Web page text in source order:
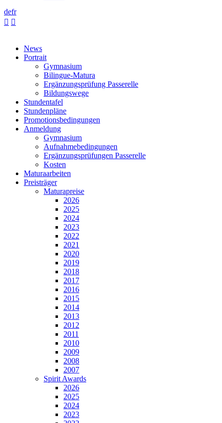
defr
 
News
Portrait
Gymnasium
Bilingue-Matura
Ergänzungsprüfung Passerelle
Bildungswege
Stundentafel
Stundenpläne
Promotionsbedingungen
Anmeldung
Gymnasium
Aufnahmebedingungen
Ergänzungsprüfungen Passerelle
Kosten
Maturaarbeiten
Preisträger
Maturapreise
2026
2025
2024
2023
2022
2021
2020
2019
2018
2017
2016
2015
2014
2013
2012
2011
2010
2009
2008
2007
Spirit Awards
2026
2025
2024
2023